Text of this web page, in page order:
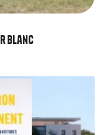
blanc